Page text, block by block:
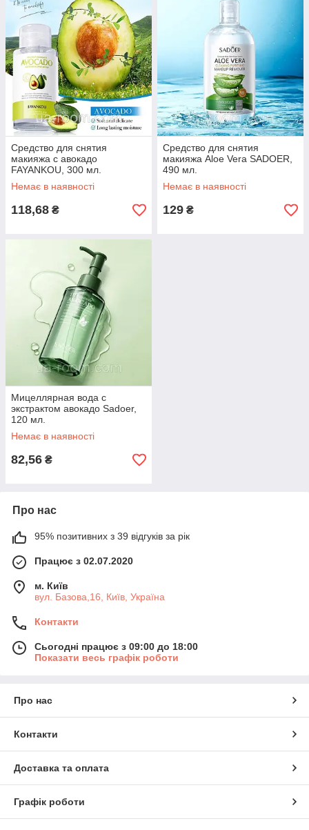
Средство для снятия
макияжа с авокадо
FAYANKOU, 300 мл.
Немає в наявності
118,68 ₴
Средство для снятия
макияжа Aloe Vera SADOER,
490 мл.
Немає в наявності
129 ₴
Мицеллярная вода с
экстрактом авокадо Sadoer,
120 мл.
Немає в наявності
82,56 ₴
Про нас
95% позитивних з 39 відгуків за рік
Працює з 02.07.2020
м. Київ
вул. Базова,16, Київ, Україна
Контакти
Сьогодні працює з 09:00 до 18:00
Показати весь графік роботи
Про нас
Контакти
Доставка та оплата
Графік роботи